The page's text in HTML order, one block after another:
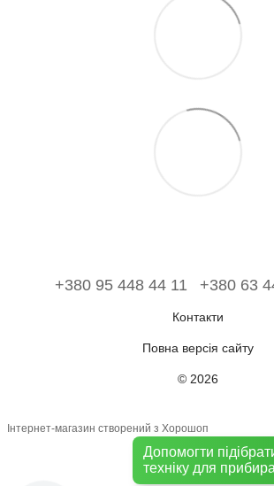
+380 95 448 44 11 +380 63
Контакти
Повна версія сайту
© 2026
Інтернет-магазин створений з Хорошоп
Допомогти
техніку для